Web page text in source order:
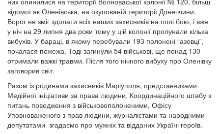
відомої як Оленівська, на окупованій території Донеччини.
Ворог не зміг здолати всіх наших захисників на полі бою, і вже
у ніч на 29 липня два роки тому у цій колонії пролунали кілька
вибухів. У бараці, в якому перебували 193 полонені “азовці”,
почалася пожежа. Тоді загинули 54 військові, ще понад 130
отримали важкі травми. Після того нічного вибуху про Оленівку
заговорив світ.
Разом із родинами захисників Маріуполя, представниками
Медійної ініціативи за права людини, Координаційного штабу з
питань поводження з військовополоненими, Офісу
Уповноваженого з прав людини, журналістами та народними
депутатами згадаємо про мужніх та відданих Україні героїв.